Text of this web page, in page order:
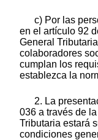
c) Por las
en el artículo 92
General
colaboradores
cumplan los
establezca la
2. La
036 a través de
Tributaria estará
condiciones